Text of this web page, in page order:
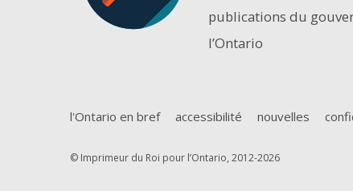
publications du
l’Ontario
l'Ontario en bref accessibilité nouvelles
© Imprimeur du Roi pour l’Ontario, 2012-2026